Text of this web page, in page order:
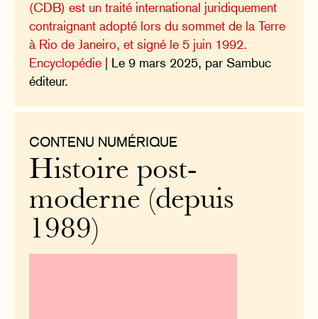
(CDB) est un traité international juridiquement
contraignant adopté lors du sommet de la Terre
à Rio de Janeiro, et signé le 5 juin 1992.
Encyclopédie | Le 9 mars 2025, par Sambuc
éditeur.
CONTENU NUMÉRIQUE
Histoire post-
moderne (depuis
1989)